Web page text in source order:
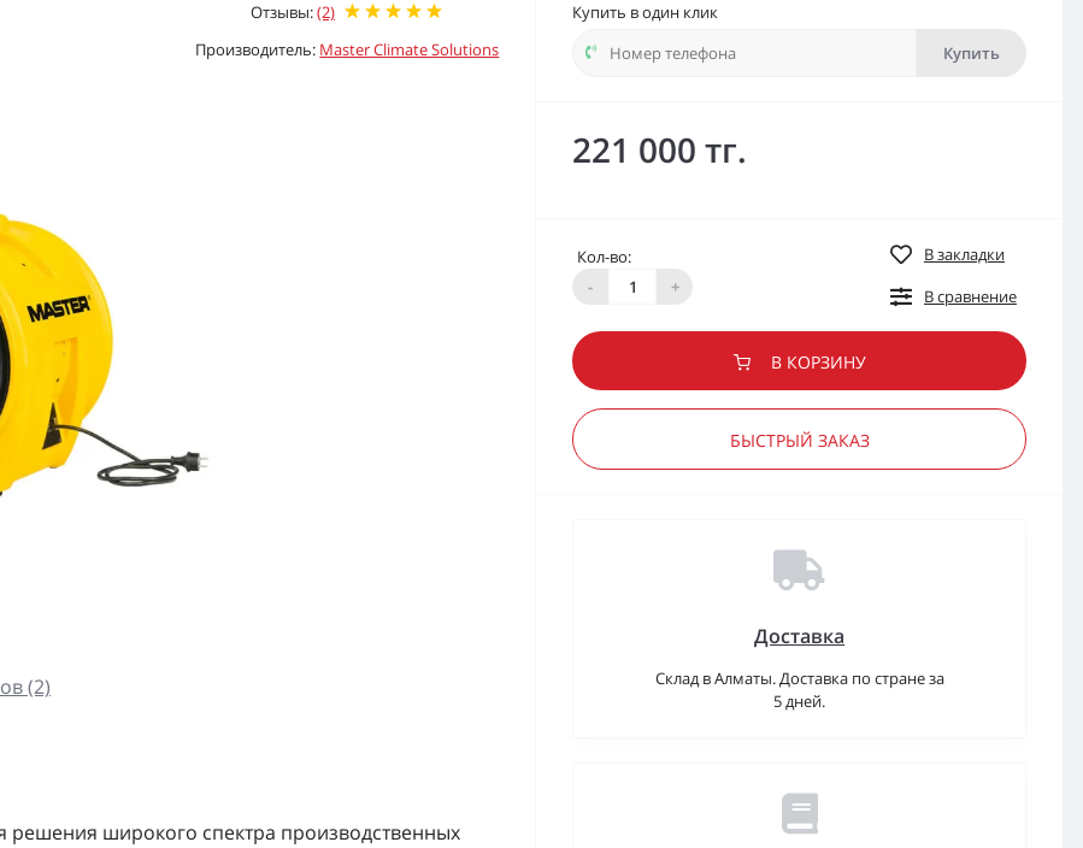
Отзывы:(2)
Производитель: Master Climate Solutions
(2)
решения широкого спектра производственных
Купить в один клик
Купить
221 000 тг.
Кол-во:
-
+
В закладки
В сравнение
В КОРЗИНУ
БЫСТРЫЙ ЗАКАЗ
Доставка
Склад в Алматы. Доставка по стране за
5 дней.